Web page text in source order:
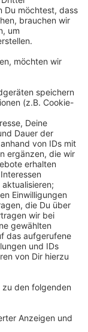
schafft
und
online Crash-
5 bis
teilnehmen.
15 Uhr und
können die
und sich
Einen